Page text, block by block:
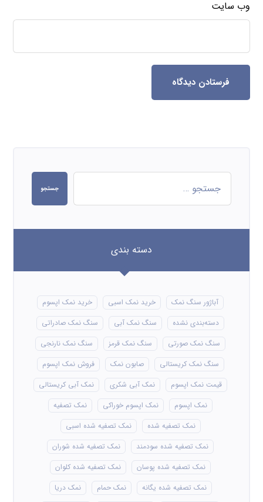
وب‌ سایت
فرستادن دیدگاه
جستجو
دسته بندی
آباژور سنگ نمک خرید نمک اسبی
خرید نمک اپسوم
دسته‌بندی نشده
سنگ نمک آبی
سنگ نمک صادراتی
سنگ نمک صورتی
سنگ نمک قرمز
سنگ نمک نارنجی
سنگ نمک کریستالی
صابون نمک
فروش نمک اپسوم
قیمت نمک اپسوم
نمک آبی شکری
نمک آبی کریستالی
نمک اپسوم
نمک اپسوم خوراکی
نمک تصفیه
نمک تصفیه شده
نمک تصفیه شده اسبی
نمک تصفیه شده سودمند
نمک تصفیه شده شوران
نمک تصفیه شده پوسان
نمک تصفیه شده کلوان
نمک تصفیه شده یگانه
نمک حمام
نمک دریا